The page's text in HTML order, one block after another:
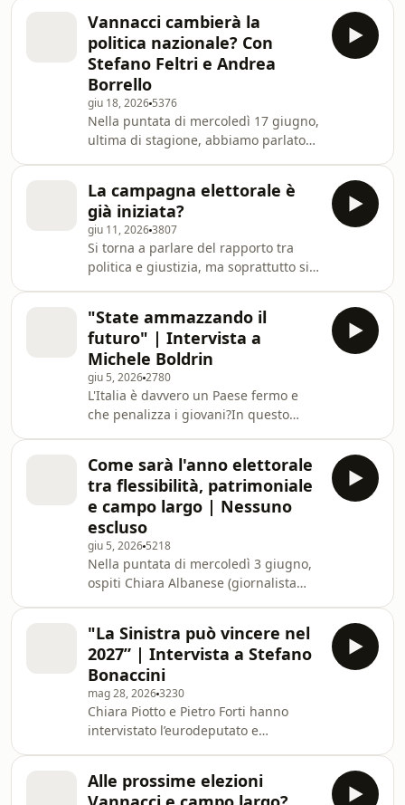
alla guida della capitale dal 2021 e
proiettato verso le elezioni 2027. In
studio Chiara Piotto e Pietro Forti.
Learn more about your ad choices.
Visit megaphone.fm/adchoices
Vannacci cambierà la
politica nazionale? Con
Stefano Feltri e Andrea
Borrello
giu 18, 2026 5376
Nella puntata di mercoledì 17 giugno,
ultima di stagione, abbiamo parlato
Feltri, poi della sfida di Roberto
Vannacci alla destra e del futuro del
campo largo con il divultatore politico
Andrea Borrello. Learn more about
your ad choices. Visit
megaphone.fm/adchoices
La campagna elettorale è
già iniziata?
giu 11, 20263807
Si torna a parlare del rapporto tra
politica e giustizia, ma soprattutto si
scontro tra Salvini e Zaia, il campo
largo si lecca le ferite dopo le
amministrative. Come andrà a finire?
E quando si voterà? Learn more about
your ad choices. Visit
megaphone.fm/adchoices
"State ammazzando il
futuro" | Intervista a
Michele Boldrin
giu 5, 20262780
L'Italia è davvero un Paese fermo e
che penalizza i giovani?In questo
intervistato Michele Boldrin,
economista, professore alla
Washington University in St. Louis e
segretario del partito Ora! Con il suo
stile schietto, provocatorio e senza
peli sulla lingua, Boldrin ci ha
raccontato quali sono i principali
punti del programma de
Come sarà l'anno elettorale
tra flessibilità, patrimoniale
e campo largo | Nessuno
escluso
giu 5, 2026 5218
Nella puntata di mercoledì 3 giugno,
ospiti Chiara Albanese (giornalista
studio Chiara Piotto e Pietro Forti.
Nessuno escluso è il primo talk show
di Will, live sul nostro canale YouTube
ogni mercoledì sera dalle 20 alle 21.
Condotto da Chiara Piotto con i nostri
autori di politica Pietro Forti e Carlo
Notarpietro, oltre a tanti o
"La Sinistra può vincere nel
2027” | Intervista a Stefano
Bonaccini
mag 28, 20263230
Chiara Piotto e Pietro Forti hanno
intervistato l’eurodeputato e
parlato del risultato dell’ultima
Alle prossime elezioni